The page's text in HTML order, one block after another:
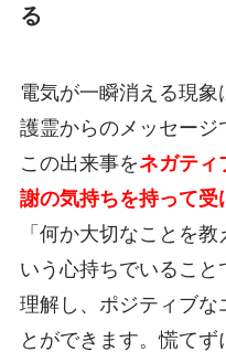
る
電気が一瞬消える現
護霊からのメッセージ
この出来事をネガティ
謝の気持ちを持って受
「何か大切なことを
いう心持ちでいること
理解し、ポジティブな
とができます。慌て